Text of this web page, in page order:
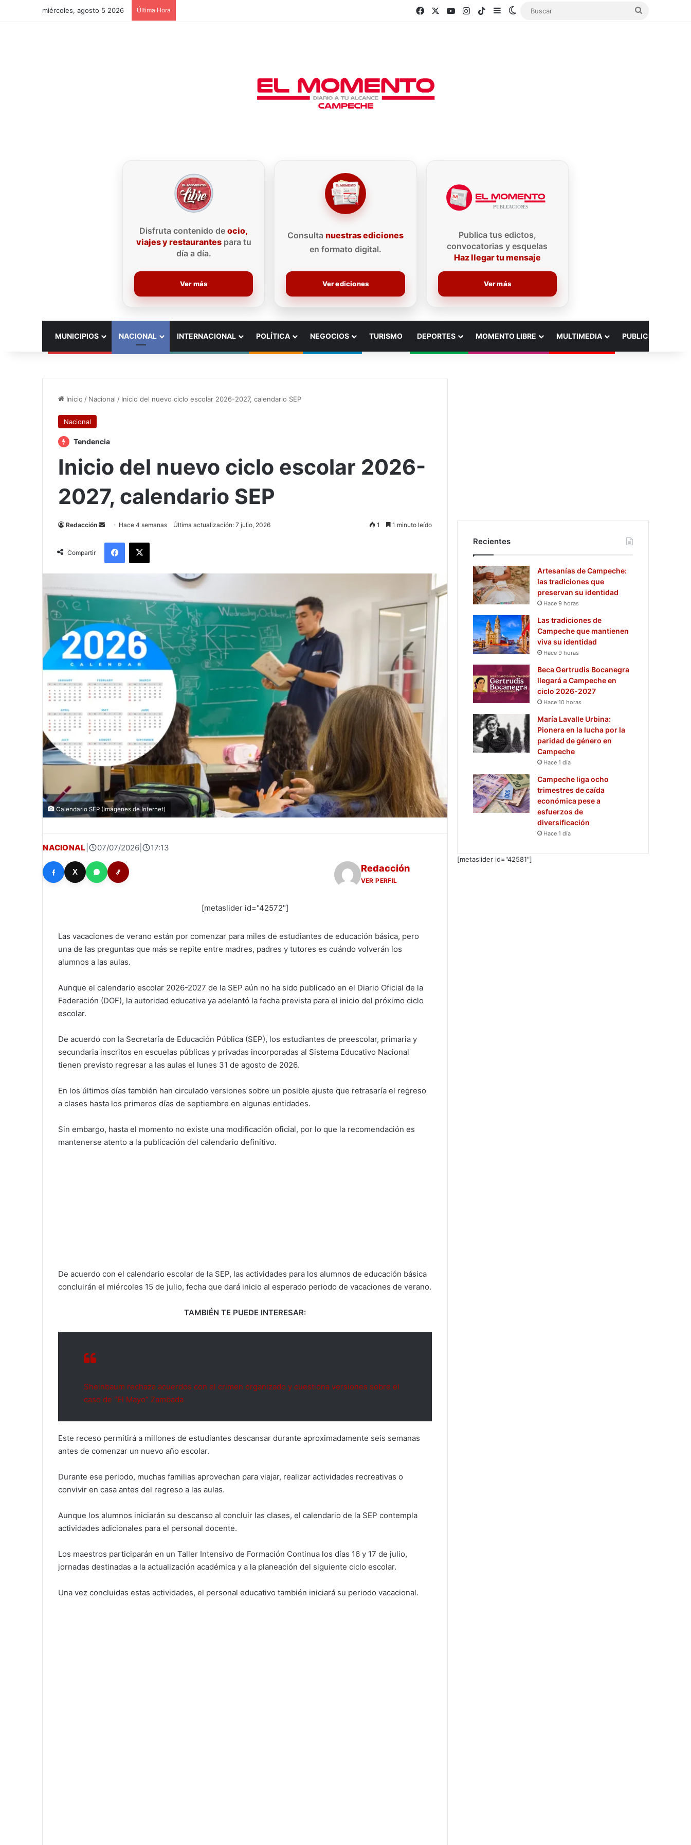
miércoles, agosto 5 2026 Última Hora FacebookYouTubeInstagram
TikTokSidebarSwitch skin Buscar
Disfruta contenido deocio,
viajes y restaurantespara tu
día a día.
Ver más
Consulta nuestras ediciones
en formato digital.
Ver ediciones
Publica tus edictos,
convocatorias y esquelas
Haz llegar tu mensaje
Ver más
MUNICIPIOS NACIONAL INTERNACIONAL POLÍTICA NEGOCIOS TURISMO DEPORTES MOMENTO LIBRE MULTIMEDIA PUBLICIDAD
Inicio / Nacional / Inicio del nuevo ciclo escolar 2026-2027, calendario SEP
Nacional
Tendencia
Inicio del nuevo ciclo escolar 2026-
2027, calendario SEP
Redacción
Send
email
Hace 4 semanas Última actualización: 7 julio, 2026 1 1 minuto leído
Compartir
Facebook
X
Calendario SEP (Imágenes de Internet)
NACIONAL 07/07/2026| 17:13
X Redacción
VER PERFIL
[metaslider id="42572"]
Las vacaciones de verano están por comenzar para miles de estudiantes de educación básica, pero
una de las preguntas que más se repite entre madres, padres y tutores es cuándo volverán los
alumnos a las aulas.
Aunque el calendario escolar 2026-2027 de la SEP aún no ha sido publicado en el Diario Oficial de la
Federación (DOF), la autoridad educativa ya adelantó la fecha prevista para el inicio del próximo ciclo
escolar.
De acuerdo con la Secretaría de Educación Pública (SEP), los estudiantes de preescolar, primaria y
secundaria inscritos en escuelas públicas y privadas incorporadas al Sistema Educativo Nacional
tienen previsto regresar a las aulas el lunes 31 de agosto de 2026.
En los últimos días también han circulado versiones sobre un posible ajuste que retrasaría el regreso
a clases hasta los primeros días de septiembre en algunas entidades.
Sin embargo, hasta el momento no existe una modificación oficial, por lo que la recomendación es
mantenerse atento a la publicación del calendario definitivo.
De acuerdo con el calendario escolar de la SEP, las actividades para los alumnos de educación básica
concluirán el miércoles 15 de julio, fecha que dará inicio al esperado periodo de vacaciones de verano.
TAMBIÉN TE PUEDE INTERESAR:
Sheinbaum rechaza acuerdos con el crimen organizado y cuestiona versiones sobre el
caso de “El Mayo” Zambada
Este receso permitirá a millones de estudiantes descansar durante aproximadamente seis semanas
antes de comenzar un nuevo año escolar.
Durante ese periodo, muchas familias aprovechan para viajar, realizar actividades recreativas o
convivir en casa antes del regreso a las aulas.
Aunque los alumnos iniciarán su descanso al concluir las clases, el calendario de la SEP contempla
actividades adicionales para el personal docente.
Los maestros participarán en un Taller Intensivo de Formación Continua los días 16 y 17 de julio,
jornadas destinadas a la actualización académica y a la planeación del siguiente ciclo escolar.
Una vez concluidas estas actividades, el personal educativo también iniciará su periodo vacacional.
Recientes
Artesanías de Campeche:
las tradiciones que
preservan su identidad
Hace 9 horas
Las tradiciones de
Campeche que mantienen
viva su identidad
Hace 9 horas
Beca Gertrudis Bocanegra
llegará a Campeche en
ciclo 2026-2027
Hace 10 horas
María Lavalle Urbina:
Pionera en la lucha por la
paridad de género en
Campeche
Hace 1 día
Campeche liga ocho
trimestres de caída
económica pese a
esfuerzos de
diversificación
Hace 1 día
[metaslider id="42581"]